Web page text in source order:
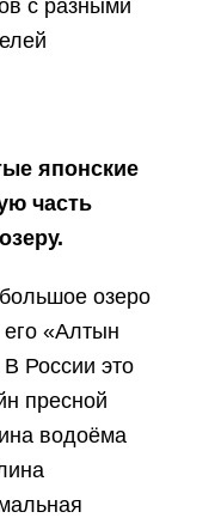
с разными
японские
часть
озеро
«Алтын
России это
пресной
водоёма